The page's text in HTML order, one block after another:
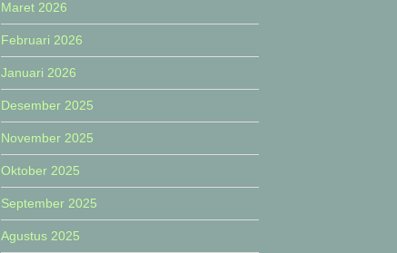
Maret 2026
Februari 2026
Januari 2026
Desember 2025
November 2025
Oktober 2025
September 2025
Agustus 2025